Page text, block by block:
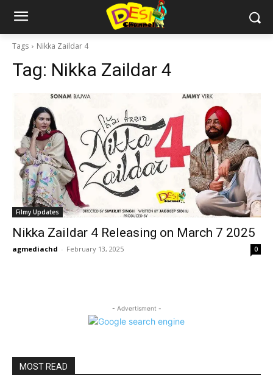
Tags Nikka Zaildar 4
Tag: Nikka Zaildar 4
Filmy Updates
Nikka Zaildar 4 Releasing on March 7 2025
agmediachd - February 13, 2025 0
- Advertisment -
MOST READ